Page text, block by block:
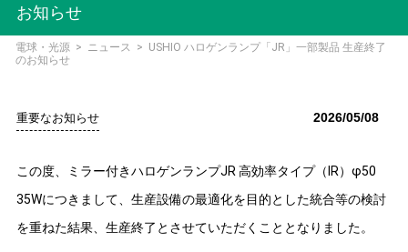
お知らせ
電球・光源 > ニュース > USHIO ハロゲンランプ「JR」一部製品 生産終了
のお知らせ
重要なお知らせ 2026/05/08
この度、ミラー付きハロゲンランプJR 高効率タイプ（IR）φ50
35Wにつきまして、生産設備の最適化を目的とした統合等の検討
を重ねた結果、生産終了とさせていただくこととなりました。